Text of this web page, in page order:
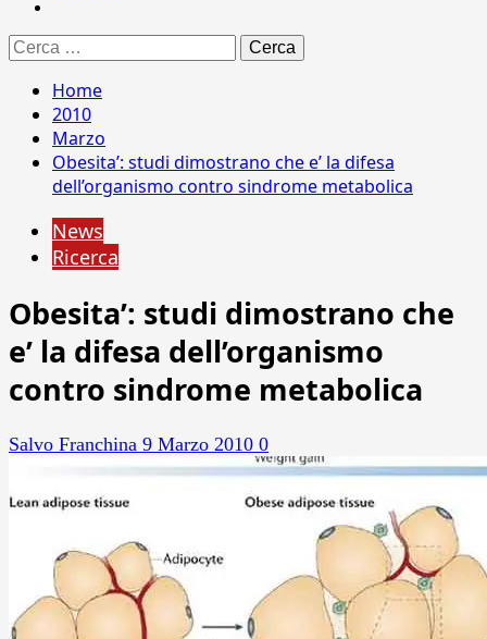
Ricerca
per:
Home
2010
Marzo
Obesita’: studi dimostrano che e’ la difesa
dell’organismo contro sindrome metabolica
News
Ricerca
Obesita’: studi dimostrano che
e’ la difesa dell’organismo
contro sindrome metabolica
Salvo Franchina 9 Marzo 2010 0